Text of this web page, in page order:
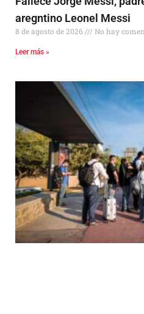
aregntino Leonel Messi
8 de agosto de 2026 No hay
Leer más »